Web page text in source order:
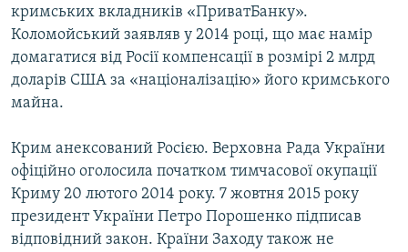
кримських вкладників «ПриватБанку».
Коломойський заявляв у 2014 році, що має намір
домагатися від Росії компенсації в розмірі 2 млрд
доларів США за «націоналізацію» його кримського
майна.
Крим анексований Росією. Верховна Рада України
офіційно оголосила початком тимчасової окупації
Криму 20 лютого 2014 року. 7 жовтня 2015 року
президент України Петро Порошенко підписав
відповідний закон. Країни Заходу також не